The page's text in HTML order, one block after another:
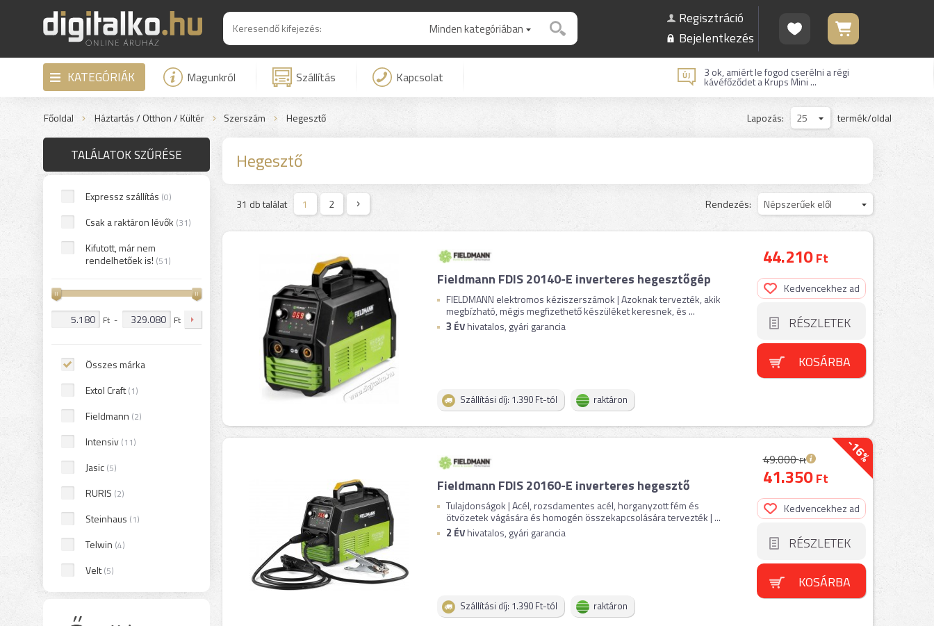
Minden kategóriában
Regisztráció
Bejelentkezés
KATEGÓRIÁK Magunkról Szállítás Kapcsolat 3 ok, amiért le fogod cserélni a régi
kávéfőződet a Krups Mini ...
Főoldal Háztartás / Otthon / Kültér Szerszám Hegesztő termék/oldal
25
Lapozás:
TALÁLATOK SZŰRÉSE
Expressz szállítás (0)
Csak a raktáron lévők (31)
Kifutott, már nem
rendelhetőek is! (51)
Ft - Ft
Összes márka
Extol Craft(1)
Fieldmann (2)
Intensiv (11)
Jasic (5)
RURIS (2)
Steinhaus (1)
Telwin (4)
Velt(5)
Hegesztő
31 db találat 1 2 Népszerűek elől
Rendezés:
Fieldmann FDIS 20140-E inverteres hegesztőgép
FIELDMANN elektromos kéziszerszámok | Azoknak tervezték, akik
megbízható, mégis megfizethető készüléket keresnek, és ...
3 ÉVhivatalos, gyári garancia
Szállítási díj: 1.390 Ft-tól raktáron
44.210Ft
Kedvencekhez ad
RÉSZLETEK
KOSÁRBA
-16%
Fieldmann FDIS 20160-E inverteres hegesztő
Tulajdonságok | Acél, rozsdamentes acél, horganyzott fém és
ötvözetek vágására és homogén összekapcsolására tervezték | ...
2 ÉVhivatalos, gyári garancia
Szállítási díj: 1.390 Ft-tól raktáron
49.000Ft
41.350Ft
Kedvencekhez ad
RÉSZLETEK
KOSÁRBA